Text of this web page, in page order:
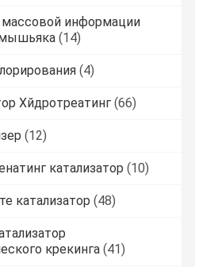
информации
(14)
(4)
Хйдротреатинг (66)
(12)
катализатор (10)
катализатор (48)
крекинга (41)